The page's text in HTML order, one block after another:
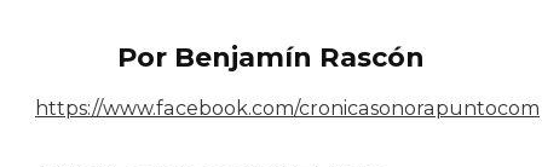
Por Benjamín Rascón
https://www.facebook.com/cronicasonorapuntocom